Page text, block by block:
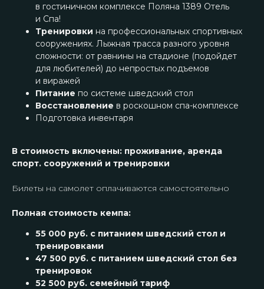
в гостиничном комплексе Поляна 1389 Отель
и Спа!
Тренировки на профессиональных спортивных
сооружениях. Лыжная трасса разного уровня
сложности: от равнины на стадионе (подойдет
для любителей) до непростых подъемов
и виражей
Питание по системе шведский стол
Восстановление в роскошном спа-комплексе
Подготовка инвентаря
В стоимость включены: проживание, аренда
спорт. сооружений и тренировки
Билеты на самолет оплачиваются самостоятельно
Полная стоимость кемпа:
55 000 руб. с питанием шведский стол и
тренировками
47 500 руб. с питанием шведский стол без
тренировок
52 500 руб. семейный тариф
Тарифы
ИНН 544521883400
ОГРНИП 324547600076982
Instagram*